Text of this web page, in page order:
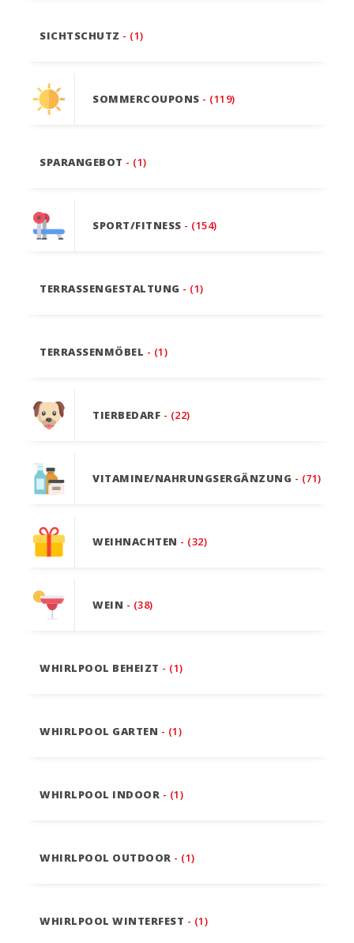
SICHTSCHUTZ - (1)
SOMMERCOUPONS - (119)
SPARANGEBOT - (1)
SPORT/FITNESS - (154)
TERRASSENGESTALTUNG - (1)
TERRASSENMÖBEL - (1)
TIERBEDARF - (22)
VITAMINE/NAHRUNGSERGÄNZUNG - (71)
WEIHNACHTEN - (32)
WEIN - (38)
WHIRLPOOL BEHEIZT - (1)
WHIRLPOOL GARTEN - (1)
WHIRLPOOL INDOOR - (1)
WHIRLPOOL OUTDOOR - (1)
WHIRLPOOL WINTERFEST - (1)